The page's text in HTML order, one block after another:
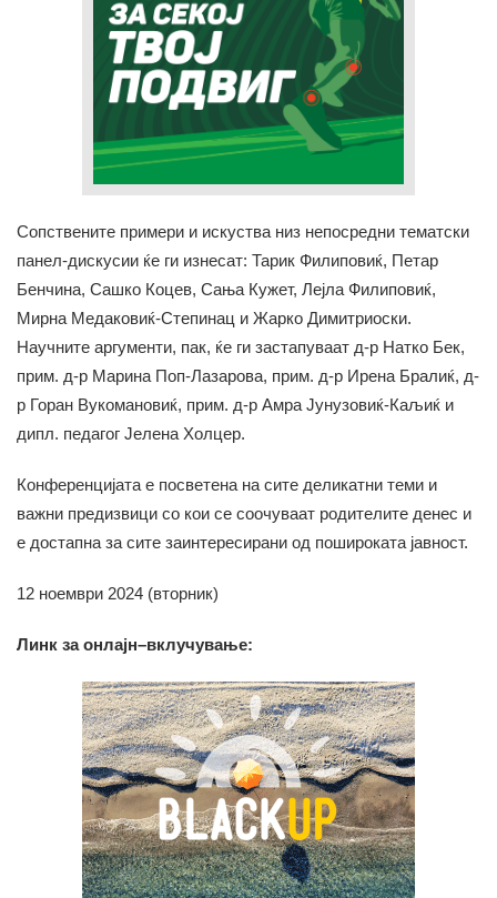
Сопствените примери и искуства низ непосредни тематски
панел-дискусии ќе ги изнесат: Тарик Филиповиќ, Петар
Бенчина, Сашко Коцев, Сања Кужет, Лејла Филиповиќ,
Мирна Медаковиќ-Степинац и Жарко Димитриоски.
Научните аргументи, пак, ќе ги застапуваат д-р Натко Бек,
прим. д-р Марина Поп-Лазарова, прим. д-р Ирена Бралиќ, д-
р Горан Вукомановиќ, прим. д-р Амра Јунузовиќ-Каљиќ и
дипл. педагог Јелена Холцер.
Конференцијата е посветена на сите деликатни теми и
важни предизвици со кои се соочуваат родителите денес и
е достапна за сите заинтересирани од пошироката јавност.
12 ноември 2024 (вторник)
Линк за онлајн–вклучување: